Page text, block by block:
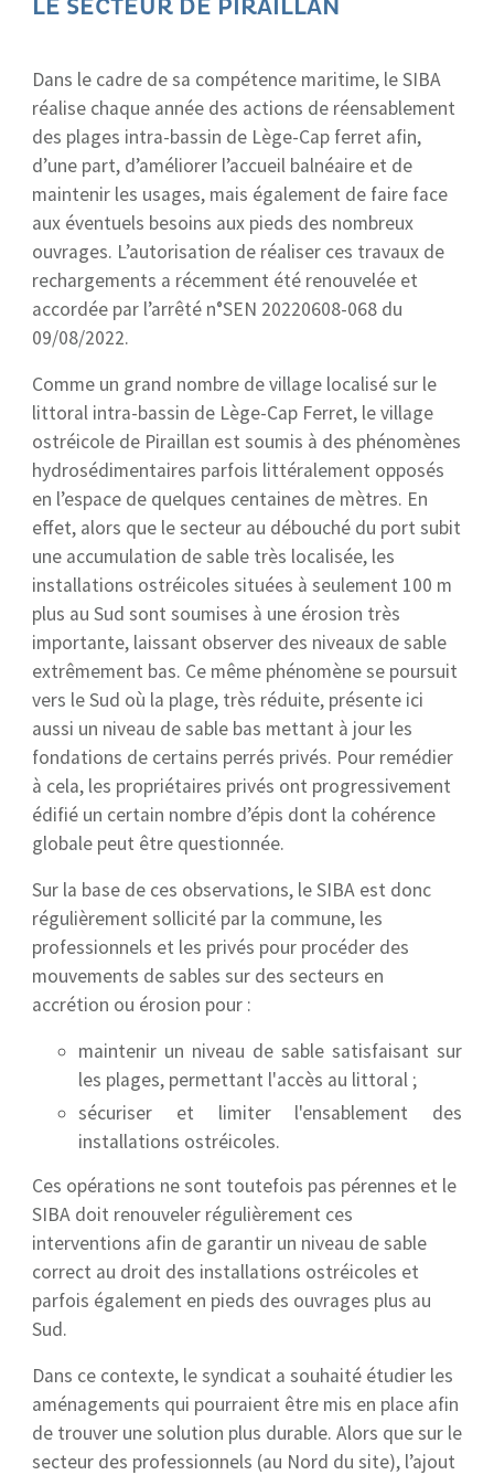
LE SECTEUR DE PIRAILLAN
Dans le cadre de sa compétence maritime, le SIBA
réalise chaque année des actions de réensablement
des plages intra-bassin de Lège-Cap ferret afin,
d’une part, d’améliorer l’accueil balnéaire et de
maintenir les usages, mais également de faire face
aux éventuels besoins aux pieds des nombreux
ouvrages. L’autorisation de réaliser ces travaux de
rechargements a récemment été renouvelée et
accordée par l’arrêté n°SEN 20220608-068 du
09/08/2022.
Comme un grand nombre de village localisé sur le
littoral intra-bassin de Lège-Cap Ferret, le village
ostréicole de Piraillan est soumis à des phénomènes
hydrosédimentaires parfois littéralement opposés
en l’espace de quelques centaines de mètres. En
effet, alors que le secteur au débouché du port subit
une accumulation de sable très localisée, les
installations ostréicoles situées à seulement 100 m
plus au Sud sont soumises à une érosion très
importante, laissant observer des niveaux de sable
extrêmement bas. Ce même phénomène se poursuit
vers le Sud où la plage, très réduite, présente ici
aussi un niveau de sable bas mettant à jour les
fondations de certains perrés privés. Pour remédier
à cela, les propriétaires privés ont progressivement
édifié un certain nombre d’épis dont la cohérence
globale peut être questionnée.
Sur la base de ces observations, le SIBA est donc
régulièrement sollicité par la commune, les
professionnels et les privés pour procéder des
mouvements de sables sur des secteurs en
accrétion ou érosion pour :
maintenir un niveau de sable satisfaisant sur
les plages, permettant l'accès au littoral ;
sécuriser et limiter l'ensablement des
installations ostréicoles.
Ces opérations ne sont toutefois pas pérennes et le
SIBA doit renouveler régulièrement ces
interventions afin de garantir un niveau de sable
correct au droit des installations ostréicoles et
parfois également en pieds des ouvrages plus au
Sud.
Dans ce contexte, le syndicat a souhaité étudier les
aménagements qui pourraient être mis en place afin
de trouver une solution plus durable. Alors que sur le
secteur des professionnels (au Nord du site), l’ajout